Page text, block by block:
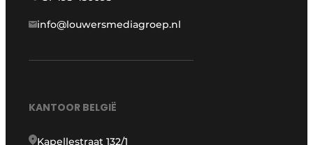
info@louwersmediagroep.nl
KANTOOR BELGIË
Kapellestraat 132/1